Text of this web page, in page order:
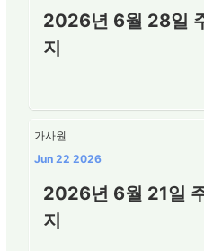
2026년 6월 28일
지
가사원
Jun 22 2026
2026년 6월 21일
지